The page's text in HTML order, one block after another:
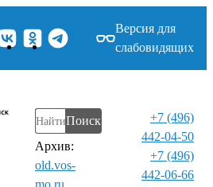
Версия для
слабовидящих
Поиск
Архив:
old.vos-
mo.ru
+7 (496)
442-04-50
+7 (496)
442-06-66